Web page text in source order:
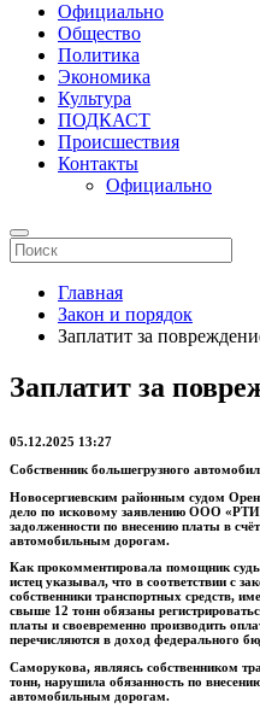
Официально
Общество
Политика
Экономика
Культура
ПОДКАСТ
Происшествия
Контакты
Официально
Главная
Закон и порядок
Заплатит за
Заплатит за
05.12.2025 13:27
Собственник большегрузного
Новосергиевским районным судом
дело по исковому заявлению ООО
задолженности по внесению платы в
автомобильным дорогам.
Как прокомментировала помощник
истец указывал, что в соответствии с
собственники транспортных средств,
свыше 12 тонн обязаны
платы и своевременно производить
перечисляются в доход федерального
Саморукова, являясь собственником
тонн, нарушила обязанность по
автомобильным дорогам.